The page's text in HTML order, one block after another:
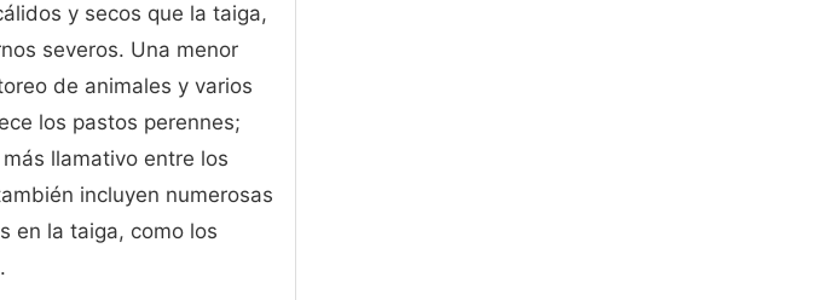
y secos que la taiga,
severos. Una menor
de animales y varios
los pastos perennes;
llamativo entre los
incluyen numerosas
en la taiga, como los